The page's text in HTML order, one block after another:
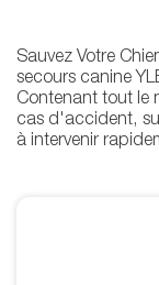
Sauvez Votre
secours canine
Contenant tout le
cas d'accident,
à intervenir